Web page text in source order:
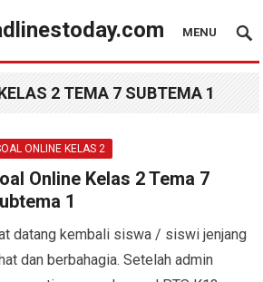
MENU
2 TEMA 7 SUBTEMA 1
ONLINE KELAS 2
Online Kelas 2 Tema 7
1
datang kembali siswa / siswi jenjang
dan berbahagia. Setelah admin